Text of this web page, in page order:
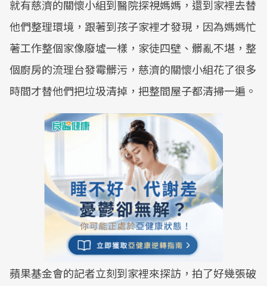
就有慈濟的關懷小組到醫院探視媽媽，還到家裡去替
他們整理環境，跟著到孩子家裡才發現，因為媽媽忙
著工作整個家像廢墟一樣，家徒四壁、髒亂不堪，整
個廚房的流理台發霉髒污，慈濟的關懷小組花了很多
時間才替他們把垃圾清掉，把整間屋子都清掃一遍。
蘋果基金會的記者立刻到家裡來探訪，拍了好幾張破